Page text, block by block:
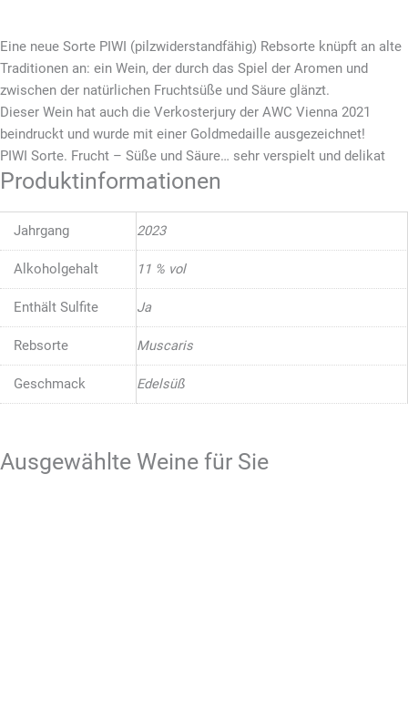
Eine neue Sorte PIWI (pilzwiderstandfähig) Rebsorte knüpft an alte
Traditionen an: ein Wein, der durch das Spiel der Aromen und
zwischen der natürlichen Fruchtsüße und Säure glänzt.
Dieser Wein hat auch die Verkosterjury der AWC Vienna 2021
beindruckt und wurde mit einer Goldmedaille ausgezeichnet!
PIWI Sorte. Frucht – Süße und Säure… sehr verspielt und delikat
Produktinformationen
Jahrgang 2023
Alkoholgehalt 11 % vol
Enthält Sulfite Ja
Rebsorte Muscaris
Geschmack Edelsüß
Ausgewählte Weine für Sie